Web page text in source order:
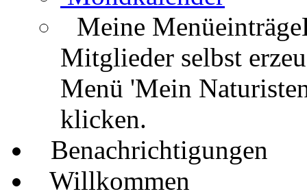
Meine Menüeinträge
Mitglieder selbst
Menü 'Mein
klicken.
Benachrichtigungen
Willkommen